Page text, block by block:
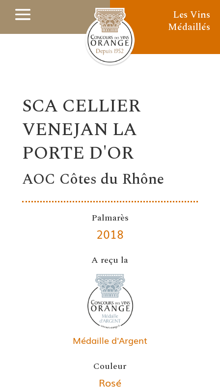
Les Vins
Médaillés
SCA CELLIER
VENEJAN LA
PORTE D'OR
AOC Côtes du Rhône
Palmarès
2018
A reçu la
Médaille d'Argent
Couleur
Rosé